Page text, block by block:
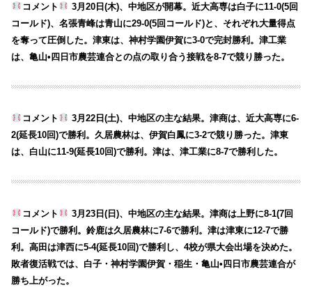
コメント
3月20日(木)、中地区が開幕。近大高専は白子に11-0(5回
コールド)、名張青峰は青山に29-0(5回コールド)と、それぞれ大量得点
を奪って圧倒した。津東は、神村学園伊賀に3-0で完封勝利。津工業
は、亀山•四日市農芸連合との点の取り合う接戦を8-7で競り勝った。
コメント
3月22日(土)、中地区の主な結果。津商は、近大高専に6-
2(延長10回)で勝利。久居農林は、伊賀白鳳に3-2で競り勝った。津東
は、白山に11-9(延長10回)で勝利。津は、津工業に8-7で勝利した。
コメント
3月23日(日)、中地区の主な結果。津商は上野に8-1(7回
コールド)で勝利。鈴鹿は久居農林に7-6で勝利。津は津東に12-7で勝
利。高田は津西に5-4(延長10回)で勝利し、4校が県大会出場を決めた。
敗者復活戦では、白子・神村学園伊賀・稲生・亀山•四日市農芸連合が
勝ち上がった。